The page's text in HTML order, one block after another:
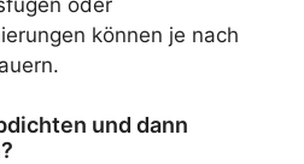
oder
können je nach
und dann